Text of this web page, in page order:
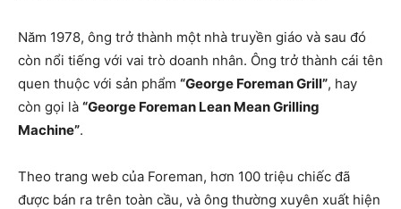
Năm 1978, ông trở thành một nhà truyền giáo và sau đó
còn nổi tiếng với vai trò doanh nhân. Ông trở thành cái tên
quen thuộc với sản phẩm “George Foreman Grill”, hay
còn gọi là “George Foreman Lean Mean Grilling
Machine”.
Theo trang web của Foreman, hơn 100 triệu chiếc đã
được bán ra trên toàn cầu, và ông thường xuyên xuất hiện